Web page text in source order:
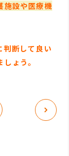
施設や医療機
判断して良い
ょう。